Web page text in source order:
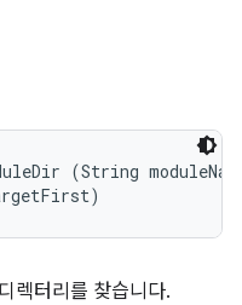
(String
렉터리를 찾습니다.